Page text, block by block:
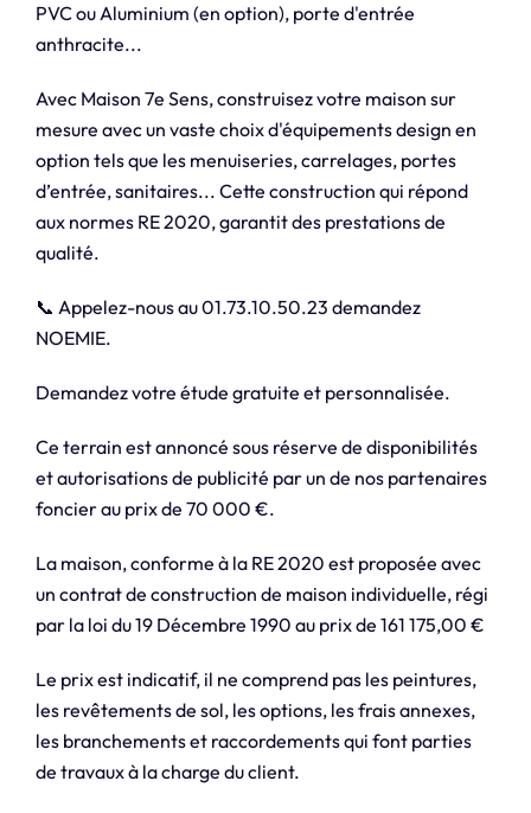
PVC ou Aluminium (en option), porte d'entrée
anthracite...
Avec Maison 7e Sens, construisez votre maison sur
mesure avec un vaste choix d'équipements design en
option tels que les menuiseries, carrelages, portes
d’entrée, sanitaires... Cette construction qui répond
aux normes RE 2020, garantit des prestations de
qualité.
📞 Appelez-nous au 01.73.10.50.23 demandez
NOEMIE.
Demandez votre étude gratuite et personnalisée.
Ce terrain est annoncé sous réserve de disponibilités
et autorisations de publicité par un de nos partenaires
foncier au prix de 70 000 €.
La maison, conforme à la RE 2020 est proposée avec
un contrat de construction de maison individuelle, régi
par la loi du 19 Décembre 1990 au prix de 161 175,00 €
Le prix est indicatif, il ne comprend pas les peintures,
les revêtements de sol, les options, les frais annexes,
les branchements et raccordements qui font parties
de travaux à la charge du client.